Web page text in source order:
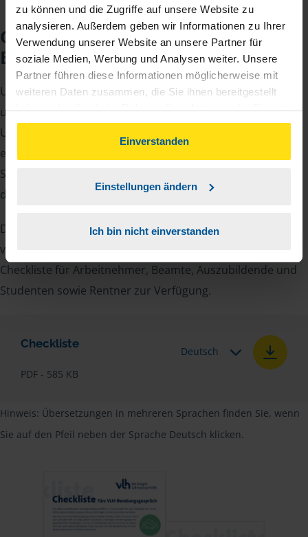
zu können und die Zugriffe auf unsere Website zu
analysieren. Außerdem geben wir Informationen zu Ihrer
Verwendung unserer Website an unsere Partner für
soziale Medien, Werbung und Analysen weiter. Unsere
Partner führen diese Informationen möglicherweise mit
weiteren Daten zusammen, die Sie ihnen bereitgestellt
haben oder die sie im Rahmen Ihrer Nutzung der Dienste
gesammelt haben. Indem Sie auf Einverstanden klicken,
können Sie der Verwendung von Cookies, gemäß
unserer➔ Datenschutzrichtliniezustimmen.
Einverstanden
Einstellungen ändern
Ich bin nicht einverstanden
Checkliste für Ihr
Beratungsgespräch
Um Ihre Steuererklärung erstellen zu können, benötigen
unsere Beraterinnen und Berater eine Reihe von
Unterlagen von Ihnen. Dazu gehört beispielsweise die
elektronische Lohnsteuerbescheinigung, Ihre
Steueridentifikationsnummer, der Rentenbescheid oder
die Bescheinigung über das Kindergeld.
Damit Sie sich gut vorbereiten können und keinen der
vielen Nachweise vergessen, stellen wir Ihnen hier eine
Checkliste für Arbeitnehmer, Beamte, Auszubildende und
Studenten sowie Rentner zur Verfügung.
Checkliste
PDF - 585 KB
Deutsch
Hinweis: Übersetzungen in mehreren Sprachen finden Sie, wenn
Sie auf den Pfeil neben der Sprache Deutsch klicken.